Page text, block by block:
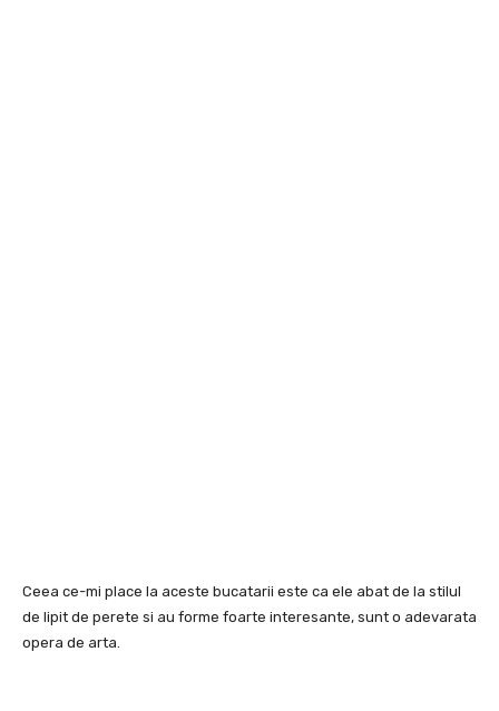
Ceea ce-mi place la aceste bucatarii este ca ele abat de la stilul
de lipit de perete si au forme foarte interesante, sunt o adevarata
opera de arta.